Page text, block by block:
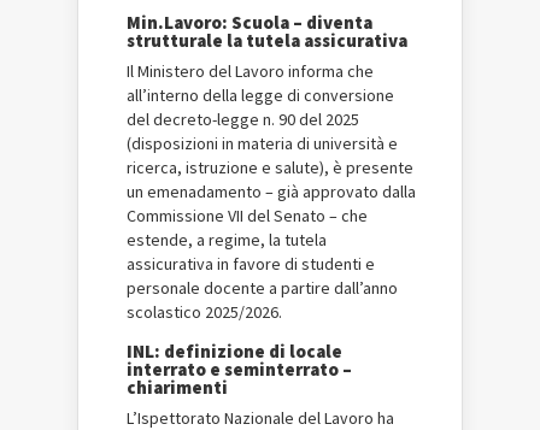
Min.Lavoro: Scuola – diventa
strutturale la tutela assicurativa
Il Ministero del Lavoro informa che
all’interno della legge di conversione
del decreto-legge n. 90 del 2025
(disposizioni in materia di università e
ricerca, istruzione e salute), è presente
un emenadamento – già approvato dalla
Commissione VII del Senato – che
estende, a regime, la tutela
assicurativa in favore di studenti e
personale docente a partire dall’anno
scolastico 2025/2026.
INL: definizione di locale
interrato e seminterrato –
chiarimenti
L’Ispettorato Nazionale del Lavoro ha